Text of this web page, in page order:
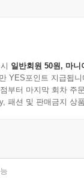
합의 선택적 병
예비적 병합에 해
과 청구인낙 가부
적 변경이 있는
원칙 적용 여부 163
판방법과 상소의 효
심판방법과 당사
일반회원 50원, 마니
YES포인트 지급됩니
부터 마지막 회차 주
패션 및 판매금지 상